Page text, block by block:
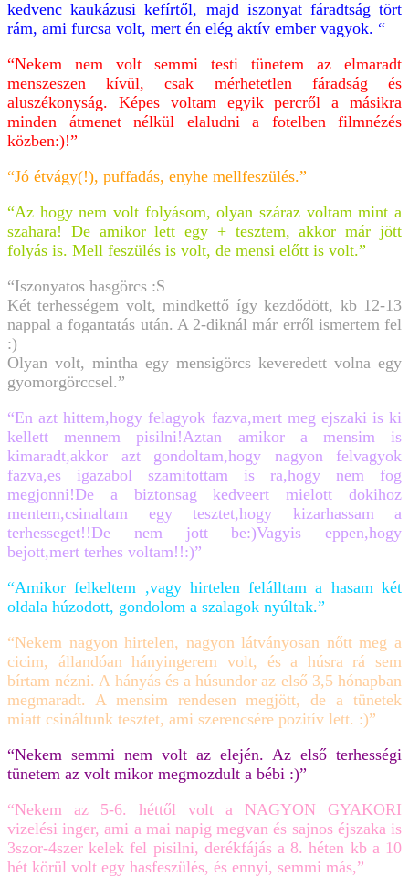
kedvenc kaukázusi kefírtől, majd iszonyat fáradtság tört
rám, ami furcsa volt, mert én elég aktív ember vagyok. “
“Nekem nem volt semmi testi tünetem az elmaradt
menszeszen kívül, csak mérhetetlen fáradság és
aluszékonyság. Képes voltam egyik percről a másikra
minden átmenet nélkül elaludni a fotelben filmnézés
közben:)!”
“Jó étvágy(!), puffadás, enyhe mellfeszülés.”
“Az hogy nem volt folyásom, olyan száraz voltam mint a
szahara! De amikor lett egy + tesztem, akkor már jött
folyás is. Mell feszülés is volt, de mensi előtt is volt.”
“Iszonyatos hasgörcs :S
Két terhességem volt, mindkettő így kezdődött, kb 12-13
nappal a fogantatás után. A 2-diknál már erről ismertem fel
:)
Olyan volt, mintha egy mensigörcs keveredett volna egy
gyomorgörccsel.”
“En azt hittem,hogy felagyok fazva,mert meg ejszaki is ki
kellett mennem pisilni!Aztan amikor a mensim is
kimaradt,akkor azt gondoltam,hogy nagyon felvagyok
fazva,es igazabol szamitottam is ra,hogy nem fog
megjonni!De a biztonsag kedveert mielott dokihoz
mentem,csinaltam egy tesztet,hogy kizarhassam a
terhesseget!!De nem jott be:)Vagyis eppen,hogy
bejott,mert terhes voltam!!:)”
“Amikor felkeltem ,vagy hirtelen felálltam a hasam két
oldala húzodott, gondolom a szalagok nyúltak.”
“Nekem nagyon hirtelen, nagyon látványosan nőtt meg a
cicim, állandóan hányingerem volt, és a húsra rá sem
bírtam nézni. A hányás és a húsundor az első 3,5 hónapban
megmaradt. A mensim rendesen megjött, de a tünetek
miatt csináltunk tesztet, ami szerencsére pozitív lett. :)”
“Nekem semmi nem volt az elején. Az első terhességi
tünetem az volt mikor megmozdult a bébi :)”
“Nekem az 5-6. héttől volt a NAGYON GYAKORI
vizelési inger, ami a mai napig megvan és sajnos éjszaka is
3szor-4szer kelek fel pisilni, derékfájás a 8. héten kb a 10
hét körül volt egy hasfeszülés, és ennyi, semmi más,”